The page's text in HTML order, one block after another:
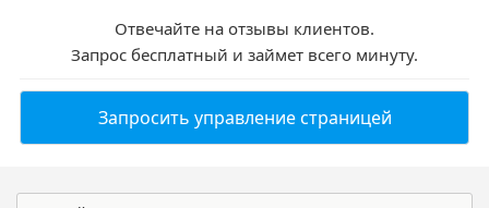
Отвечайте на отзывы клиентов.
Запрос бесплатный и займет всего минуту.
Запросить управление страницей